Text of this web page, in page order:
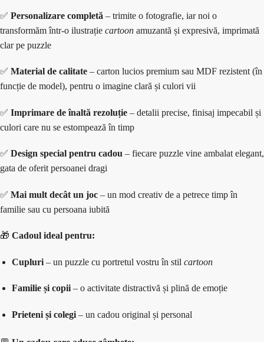
✅ Personalizare completă – trimite o fotografie, iar noi o
transformăm într-o ilustrație cartoon amuzantă și expresivă, imprimată
clar pe puzzle
✅ Material de calitate – carton lucios premium sau MDF rezistent (în
funcție de model), pentru o imagine clară și culori vii
✅ Imprimare de înaltă rezoluție – detalii precise, finisaj impecabil și
culori care nu se estompează în timp
✅ Design special pentru cadou – fiecare puzzle vine ambalat elegant,
gata de oferit persoanei dragi
✅ Mai mult decât un joc – un mod creativ de a petrece timp în
familie sau cu persoana iubită
🎁 Cadoul ideal pentru:
Cupluri – un puzzle cu portretul vostru în stil cartoon
Familie și copii – o activitate distractivă și plină de emoție
Prieteni și colegi – un cadou original și personal